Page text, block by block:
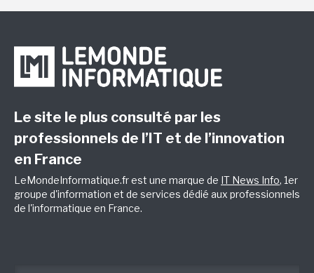
Le site le plus consulté par les
professionnels de l’IT et de l’innovation
en France
LeMondeInformatique.fr est une marque de IT News Info, 1er
groupe d'information et de services dédié aux professionnels
de l'informatique en France.